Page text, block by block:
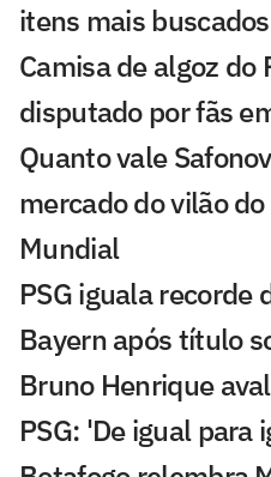
itens mais
Camisa de algoz
disputado por fãs
Quanto vale
mercado do vilão
Mundial
PSG iguala recorde
Bayern após título
Bruno Henrique
PSG: 'De igual para